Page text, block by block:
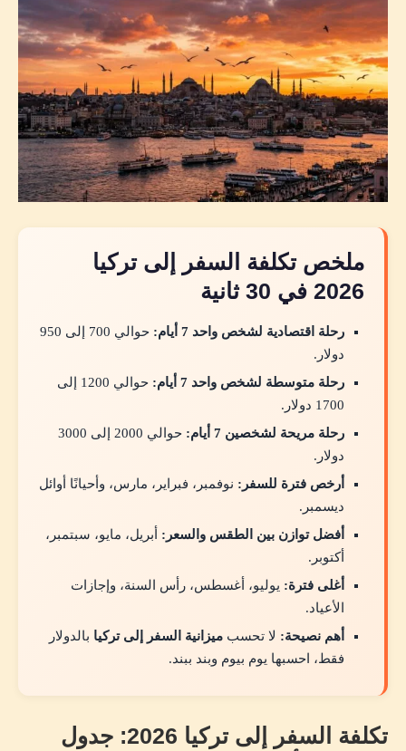
ملخص تكلفة السفر إلى تركيا
2026 في 30 ثانية
رحلة اقتصادية لشخص واحد 7 أيام:
حوالي 700 إلى 950
دولار.
رحلة متوسطة لشخص واحد 7 أيام:
حوالي 1200 إلى
1700 دولار.
رحلة مريحة لشخصين 7 أيام:
حوالي 2000 إلى 3000
دولار.
أرخص فترة للسفر: نوفمبر، فبراير، مارس، وأحيانًا أوائل
ديسمبر.
أفضل توازن بين الطقس والسعر: أبريل، مايو، سبتمبر،
أكتوبر.
أغلى فترة: يوليو، أغسطس، رأس السنة، وإجازات
الأعياد.
أهم نصيحة: لا تحسب ميزانية السفر إلى تركيا بالدولار
فقط، احسبها يوم بيوم وبند ببند.
تكلفة السفر إلى تركيا 2026: جدول